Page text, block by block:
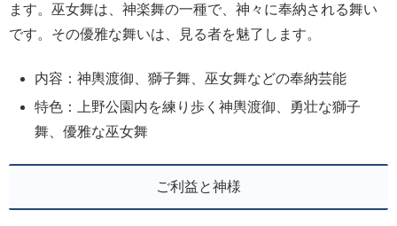
ます。巫女舞は、神楽舞の一種で、神々に奉納される舞い
です。その優雅な舞いは、見る者を魅了します。
内容：神輿渡御、獅子舞、巫女舞などの奉納芸能
特色：上野公園内を練り歩く神輿渡御、勇壮な獅子
舞、優雅な巫女舞
ご利益と神様